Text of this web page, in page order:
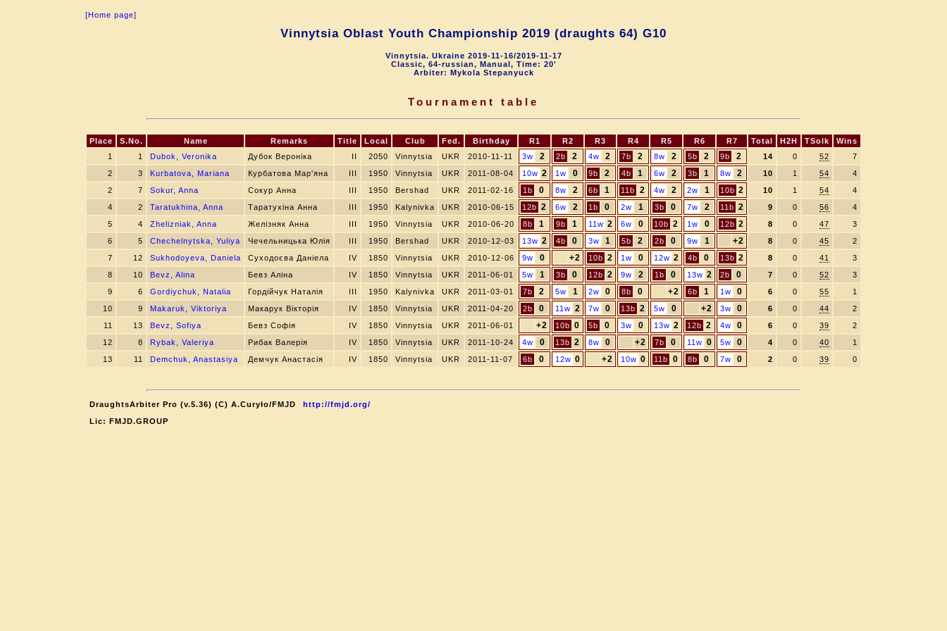
[Home page]
Vinnytsia Oblast Youth Championship 2019 (draughts 64) G10
Vinnytsia. Ukraine 2019-11-16/2019-11-17
Classic, 64-russian, Manual, Time: 20'
Arbiter: Mykola Stepanyuck
Tournament table
Place S.No. Name Remarks Title Local Club Fed. Birthday R1 R2 R3 R4 R5 R6 R7 Total H2H TSolk
Wins
1
1 Dubok, Veronika Дубок Вероніка II 2050 Vinnytsia UKR 2010-11-11 3w 2 2b 2 4w 2 7b 2 8w 2 5b 2 9b 2 14 0 52
7
2
3 Kurbatova, Mariana Курбатова Мар'яна III 1950 Vinnytsia UKR 2011-08-04 10w 2 1w 0 9b 2 4b 1 6w 2 3b 1 8w 2 10 1 54
4
2
7 Sokur, Anna Сокур Анна III 1950 Bershad UKR 2011-02-16 1b 0 8w 2 6b 1 11b 2 4w 2 2w 1 10b 2 10 1 54
4
4
2 Taratukhina, Anna Таратухіна Анна III 1950 Kalynivka UKR 2010-06-15 12b 2 6w 2 1b 0 2w 1 3b 0 7w 2 11b 2 9 0 56
4
5
4 Zhelizniak, Anna Желізняк Анна III 1950 Vinnytsia UKR 2010-06-20 8b 1 9b 1 11w 2 6w 0 10b 2 1w 0 12b 2 8 0 47
3
6
5 Chechelnytska, Yuliya Чечельницька Юлія III 1950 Bershad UKR 2010-12-03 13w 2 4b 0 3w 1 5b 2 2b 0 9w 1 +2 8 0 45
2
7
12 Sukhodoyeva, Daniela Суходоєва Даніела IV 1850 Vinnytsia UKR 2010-12-06 9w 0 +2 10b 2 1w 0 12w 2 4b 0 13b 2 8 0 41
3
8
10 Bevz, Alina Бевз Аліна IV 1850 Vinnytsia UKR 2011-06-01 5w 1 3b 0 12b 2 9w 2 1b 0 13w 2 2b 0 7 0 52
3
9
6 Gordiychuk, Natalia Гордійчук Наталія III 1950 Kalynivka UKR 2011-03-01 7b 2 5w 1 2w 0 8b 0 +2 6b 1 1w 0 6 0 55
1
10
9 Makaruk, Viktoriya Макарук Вікторія IV 1850 Vinnytsia UKR 2011-04-20 2b 0 11w 2 7w 0 13b 2 5w 0 +2 3w 0 6 0 44
2
11
13 Bevz, Sofiya Бевз Софія IV 1850 Vinnytsia UKR 2011-06-01 +2 10b 0 5b 0 3w 0 13w 2 12b 2 4w 0 6 0 39
2
12
8 Rybak, Valeriya Рибак Валерія IV 1850 Vinnytsia UKR 2011-10-24 4w 0 13b 2 8w 0 +2 7b 0 11w 0 5w 0 4 0 40
1
13
11 Demchuk, Anastasiya Демчук Анастасія IV 1850 Vinnytsia UKR 2011-11-07 6b 0 12w 0 +2 10w 0 11b 0 8b 0 7w 0 2 0 39 0
DraughtsArbiter Pro (v.5.36) (C) A.Curyło/FMJD
http://fmjd.org/
Lic: FMJD.GROUP